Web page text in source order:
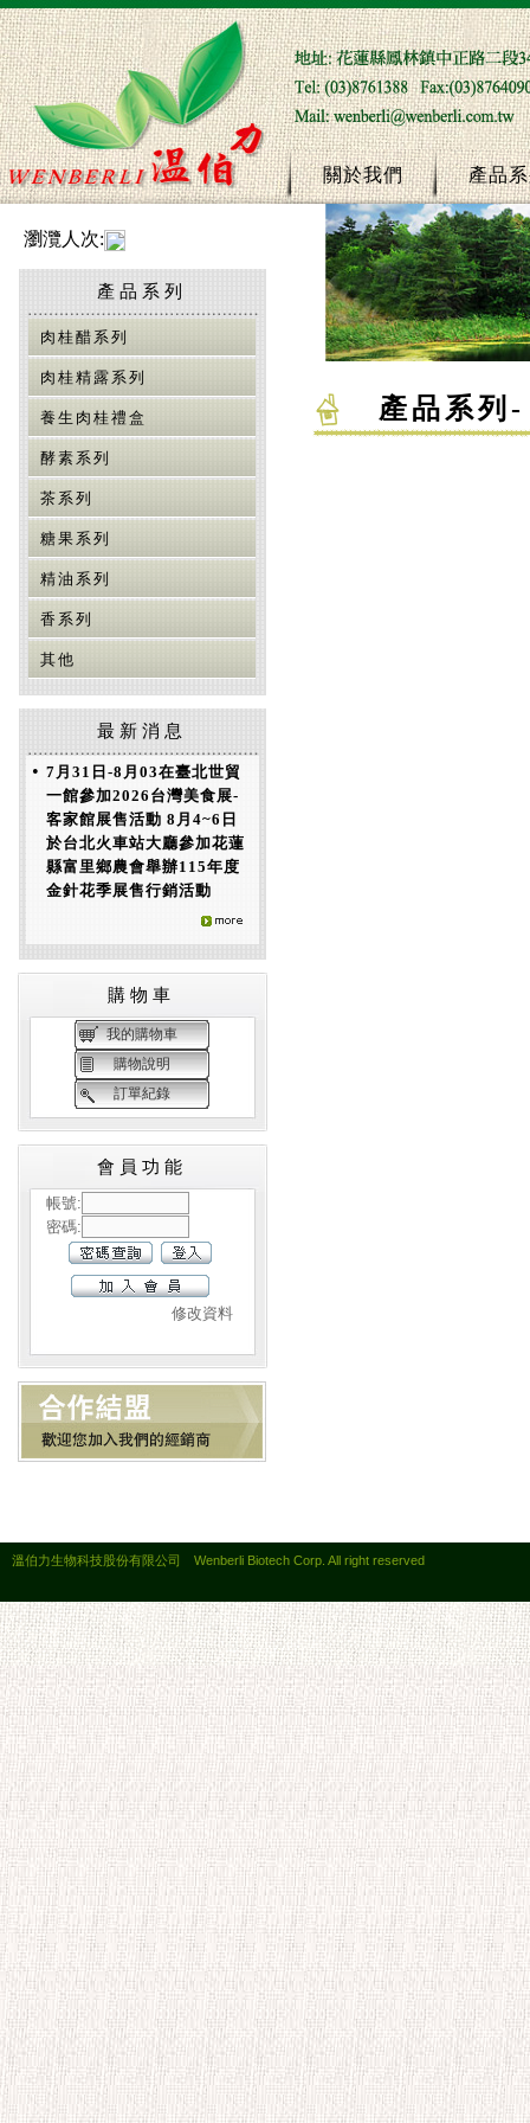
關於我們 產品
瀏灠人次:
產品系列
肉桂醋系列
肉桂精露系列
養生肉桂禮盒
酵素系列
茶系列
糖果系列
精油系列
香系列
其他
最新消息
• 7月31日-8月03在臺北世貿
一館參加2026台灣美食展-
客家館展售活動 8月4~6日
於台北火車站大廳參加花蓮
縣富里鄉農會舉辦115年度
金針花季展售行銷活動
購物車
我的購物車
購物說明
訂單紀錄
會員功能
帳號:
密碼:
修改資料
產品系列 -
溫伯力生物科技股份有限公司 Wenberli Biotech Corp. All right reserved